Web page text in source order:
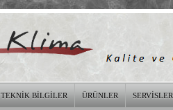
TEKNİK BİLGİLER ÜRÜNLER SERVİSLER